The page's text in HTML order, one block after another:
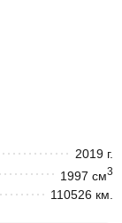
2019 г.
1997 cм3
110526 км.